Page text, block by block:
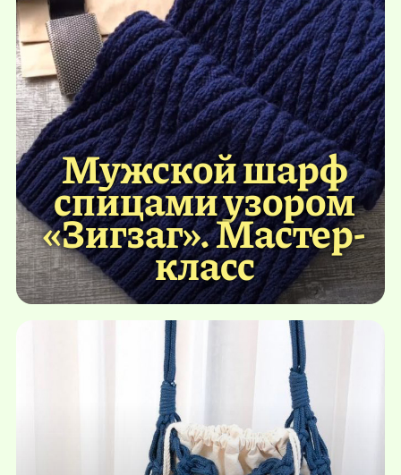
Мужской шарф
спицами узором
«Зигзаг». Мастер-
класс